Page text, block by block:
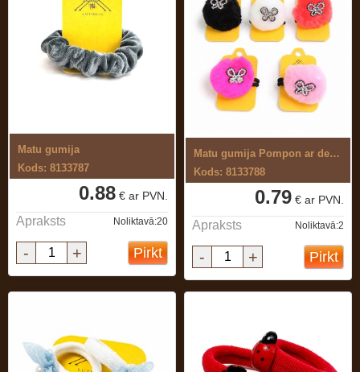
Matu gumija
Kods: 8133787
0.88 € ar PVN.
Apraksts Noliktavā:20
- + Pirkt
Matu gumija Pompon ar dekoru
Kods: 8133788
0.79 € ar PVN.
Apraksts Noliktavā:2
- + Pirkt